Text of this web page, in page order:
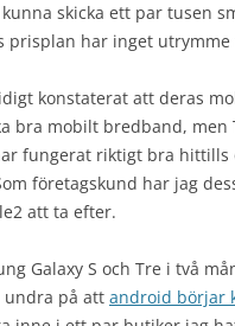
skicka ett par tusen
prisplan har inget utrymme
konstaterat att deras
bra mobilt bredband, men
fungerat riktigt bra
företagskund har jag
att ta efter.
Galaxy S och Tre i två
undra på att android börjar